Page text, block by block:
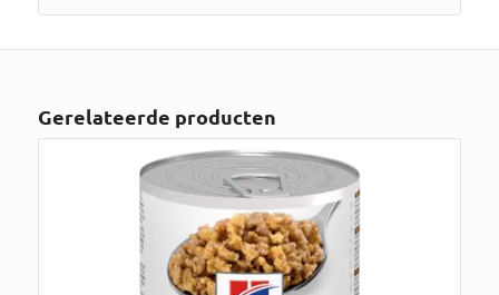
Gerelateerde producten